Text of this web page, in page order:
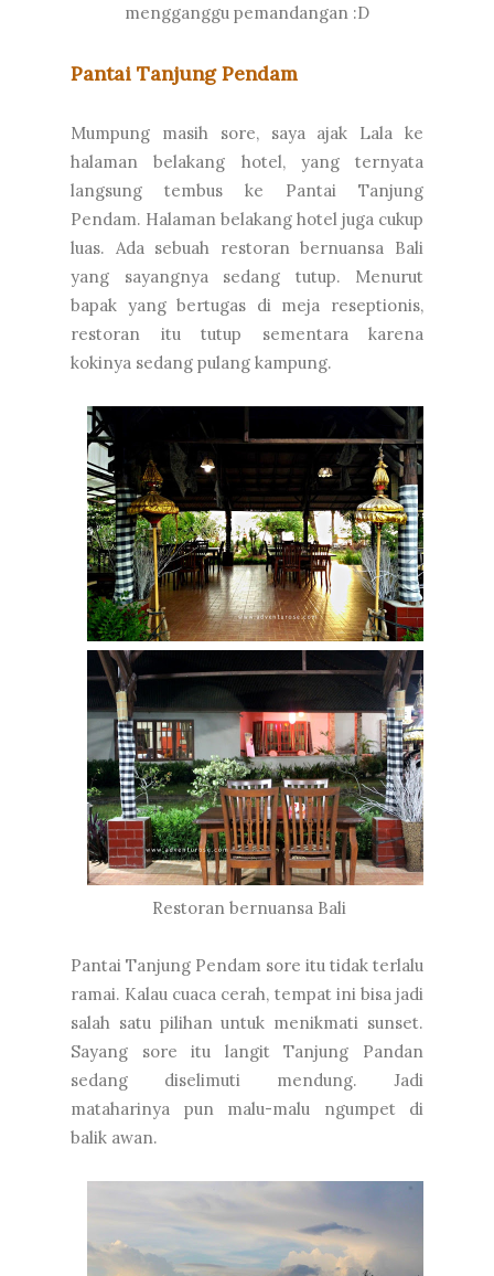
mengganggu pemandangan :D
Pantai Tanjung Pendam
Mumpung masih sore, saya ajak Lala ke
halaman belakang hotel, yang ternyata
langsung tembus ke Pantai Tanjung
Pendam. Halaman belakang hotel juga cukup
luas. Ada sebuah restoran bernuansa Bali
yang sayangnya sedang tutup. Menurut
bapak yang bertugas di meja reseptionis,
restoran itu tutup sementara karena
kokinya sedang pulang kampung.
Restoran bernuansa Bali
Pantai Tanjung Pendam sore itu tidak terlalu
ramai. Kalau cuaca cerah, tempat ini bisa jadi
salah satu pilihan untuk menikmati sunset.
Sayang sore itu langit Tanjung Pandan
sedang diselimuti mendung. Jadi
mataharinya pun malu-malu ngumpet di
balik awan.